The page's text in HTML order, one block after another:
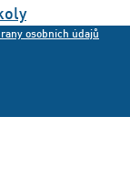
osobních údajů